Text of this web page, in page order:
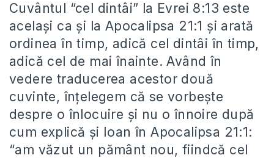
Cuvântul “cel dintâi” la Evrei 8:13 este
același ca și la Apocalipsa 21:1 și arată
ordinea în timp, adică cel dintâi în timp,
adică cel de mai înainte. Având în
vedere traducerea acestor două
cuvinte, înțelegem că se vorbește
despre o înlocuire și nu o înnoire după
cum explică și Ioan în Apocalipsa 21:1:
“am văzut un pământ nou, fiindcă cel